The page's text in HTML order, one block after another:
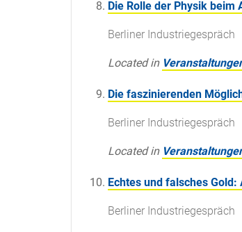
Die Rolle der Physik
Berliner Industriegespräch
Located in
Die faszinierenden
Berliner Industriegespräch
Located in
Echtes und falsches
Berliner Industriegespräch